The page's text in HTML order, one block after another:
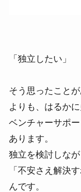
「独立したい」
そう思ったこと
よりも、はるかに
ベンチャーサポ
あります。
独立を検討しな
「不安さえ解決
んです。